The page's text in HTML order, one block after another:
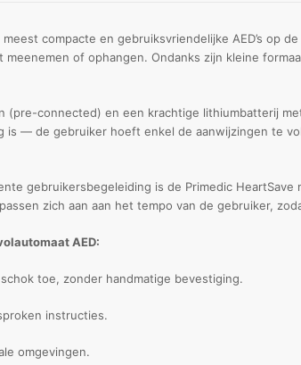
compacte en gebruiksvriendelijke AED’s op
of ophangen. Ondanks zijn kleine
(pre-connected) en een krachtige lithiumbatterij
— de gebruiker hoeft enkel de aanwijzingen te
gebruikersbegeleiding is de Primedic
zich aan aan het tempo van de gebruiker,
AED:
toe, zonder handmatige bevestiging.
instructies.
omgevingen.